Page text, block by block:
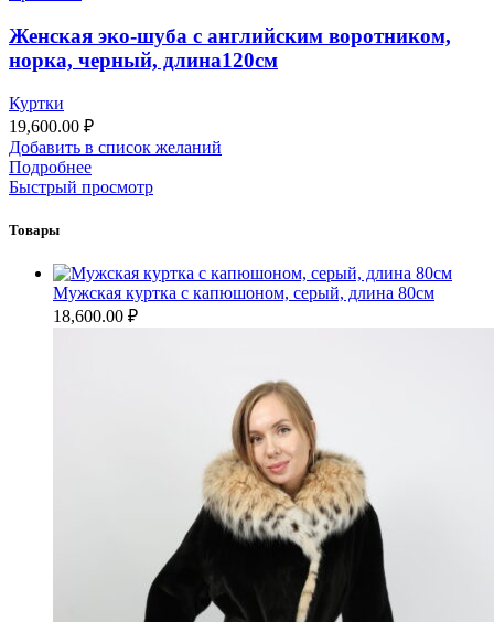
Женская эко-шуба с английским воротником,
норка, черный, длина120см
Куртки
19,600.00 ₽
Добавить в список желаний
Подробнее
Быстрый просмотр
Товары
Мужская куртка с капюшоном, серый, длина 80см
18,600.00 ₽